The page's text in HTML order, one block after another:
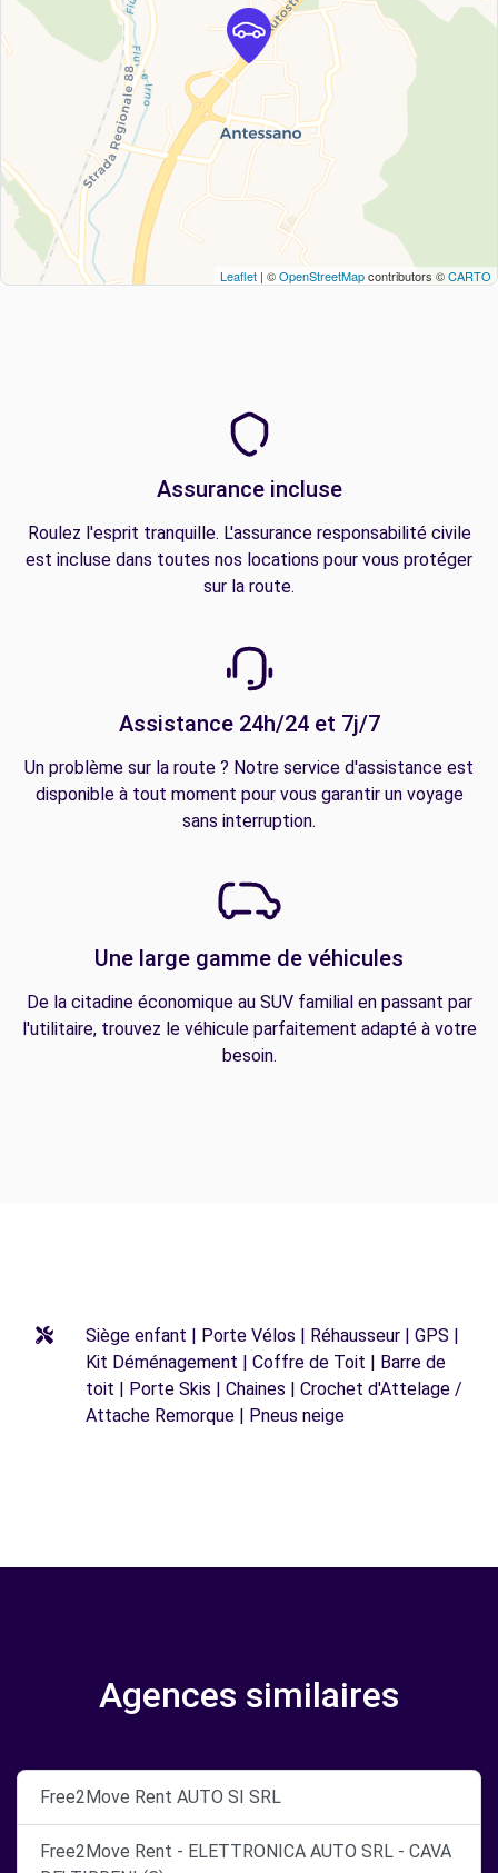
Leaflet | ©OpenStreetMapcontributors ©CARTO
Assurance incluse
Roulez l'esprit tranquille. L'assurance responsabilité civile
est incluse dans toutes nos locations pour vous protéger
sur la route.
Assistance 24h/24 et 7j/7
Un problème sur la route ? Notre service d'assistance est
disponible à tout moment pour vous garantir un voyage
sans interruption.
Une large gamme de véhicules
De la citadine économique au SUV familial en passant par
l'utilitaire, trouvez le véhicule parfaitement adapté à votre
besoin.
Siège enfant | Porte Vélos | Réhausseur | GPS |
Kit Déménagement | Coffre de Toit | Barre de
toit | Porte Skis | Chaines | Crochet d'Attelage /
Attache Remorque | Pneus neige
Agences similaires
Free2Move Rent AUTO SI SRL
Free2Move Rent - ELETTRONICA AUTO SRL - CAVA